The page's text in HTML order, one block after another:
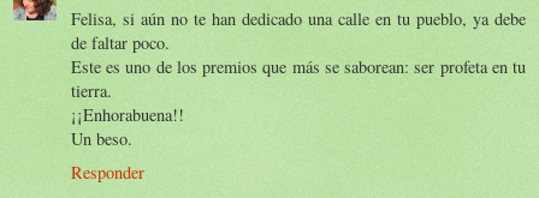
Felisa, si aún no te han dedicado una calle en tu pueblo, ya debe
de faltar poco.
Este es uno de los premios que más se saborean: ser profeta en tu
tierra.
¡¡Enhorabuena!!
Un beso.
Responder